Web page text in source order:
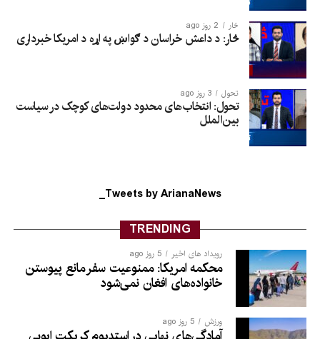
څار 2 روز ago
څار: د داعش خراسان د ګواښ په اړه د امریکا خبرداری
تحول 3 روز ago
تحول: انتخاب‌های محدود دولت‌های کوچک در سیاست
بین‌الملل
Tweets by ArianaNews_
TRENDING
رویداد های اخیر 5 روز ago
محکمه امریکا: ممنوعیت سفر مانع پیوستن
خانواده‌های افغان نمی‌شود
ورزش 5 روز ago